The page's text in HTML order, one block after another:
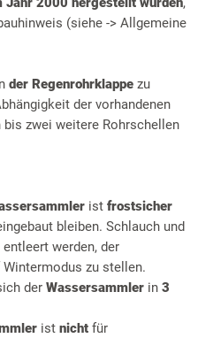
(siehe -> Allgemeine
der Regenrohrklappe zu
der vorhandenen
zwei weitere Rohrschellen
ist frostsicher
bleiben. Schlauch und
werden, der
zu stellen.
der Wassersammler in 3
ist nicht für